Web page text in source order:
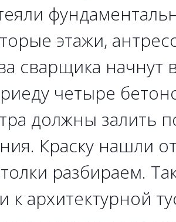
этажи,
сварщика начнут
четыре
должны залить
Краску нашли
разбираем.
к архитектурной